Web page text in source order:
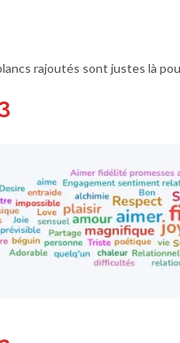
rajoutés sont justes là